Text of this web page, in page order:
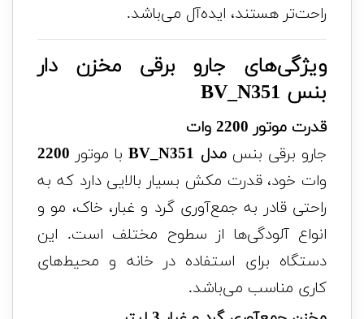
راحت‌تر هستند، ایده‌آل می‌باشد.
ویژگی‌های جارو برقی مخزن دار
بنس BV_N351
قدرت موتور 2200 وات
جارو برقی بنسمدل BV_N351 با موتور 2200
وات خود، قدرت مکش بسیار بالایی دارد که به
راحتی قادر به جمع‌آوری گرد و غبار، خاک، مو و
انواع آلودگی‌ها از سطوح مختلف است. این
دستگاه برای استفاده در خانه و محیط‌های
کاری مناسب می‌باشد.